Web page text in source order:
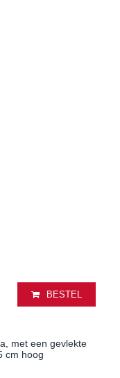
BESTEL
met een gevlekte
cm hoog